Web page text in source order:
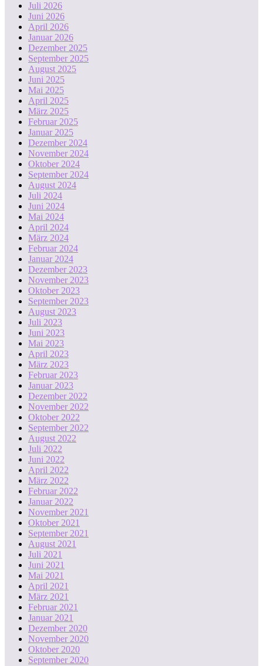
Juli 2026
Juni 2026
April 2026
Januar 2026
Dezember 2025
September 2025
August 2025
Juni 2025
Mai 2025
April 2025
März 2025
Februar 2025
Januar 2025
Dezember 2024
November 2024
Oktober 2024
September 2024
August 2024
Juli 2024
Juni 2024
Mai 2024
April 2024
März 2024
Februar 2024
Januar 2024
Dezember 2023
November 2023
Oktober 2023
September 2023
August 2023
Juli 2023
Juni 2023
Mai 2023
April 2023
März 2023
Februar 2023
Januar 2023
Dezember 2022
November 2022
Oktober 2022
September 2022
August 2022
Juli 2022
Juni 2022
April 2022
März 2022
Februar 2022
Januar 2022
November 2021
Oktober 2021
September 2021
August 2021
Juli 2021
Juni 2021
Mai 2021
April 2021
März 2021
Februar 2021
Januar 2021
Dezember 2020
November 2020
Oktober 2020
September 2020